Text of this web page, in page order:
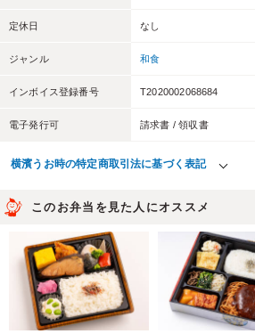
定休日 なし
ジャンル 和食
インボイス登録番号 T2020002068684
電子発行可 請求書 / 領収書
横濱うお時の特定商取引法に基づく表記
このお弁当を見た人にオススメ